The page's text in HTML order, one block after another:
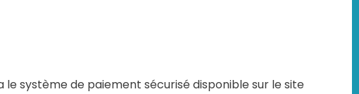
système de paiement sécurisé disponible sur le site